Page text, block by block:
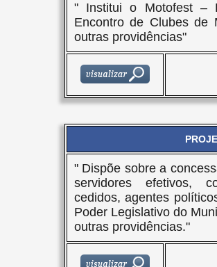
" Institui o Motofest –
Encontro de Clubes de
outras providências"
" Dispõe sobre a
servidores efetivos,
cedidos, agentes
Poder Legislativo do
outras providências."